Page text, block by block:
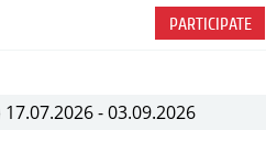
PARTICIPATE
- 03.09.2026